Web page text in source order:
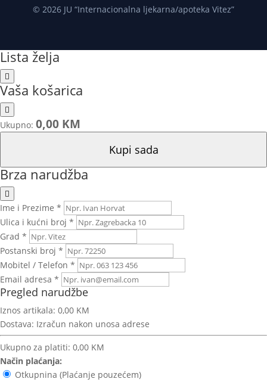
© 2026 JU “Internacionalna ljekarna/apoteka Vitez”
Lista želja
Vaša košarica
Ukupno: 0,00 KM
Kupi sada
Brza narudžba
Ime i Prezime *
Ulica i kućni broj *
Grad *
Postanski broj *
Mobitel / Telefon *
Email adresa *
Pregled narudžbe
Iznos artikala: 0,00 KM
Dostava: Izračun nakon unosa adrese
Ukupno za platiti: 0,00 KM
Način plaćanja:
Otkupnina (Plaćanje pouzećem)